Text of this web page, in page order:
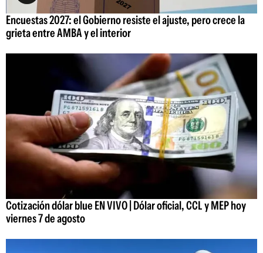
Encuestas 2027: el Gobierno resiste el ajuste, pero crece la
grieta entre AMBA y el interior
Cotización dólar blue EN VIVO | Dólar oficial, CCL y MEP hoy
viernes 7 de agosto